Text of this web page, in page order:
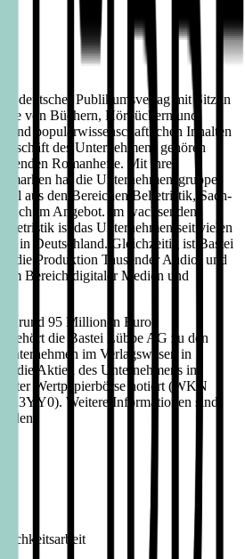
deutscher Publikumsverlag mit Sitz in
von Büchern, Hörbüchern und
und populärwissenschaftlichen Inhalten
des Unternehmens gehören
Romanhefte. Mit ihren
hat die Unternehmensgruppe
aus den Bereichen Belletristik, Sach-
im Angebot. Im wachsenden
ist das Unternehmen seit vielen
in Deutschland. Gleichzeitig ist Bastei
die Produktion Tausender Audio- und
im Bereich digitaler Medien und
rund 95 Millionen Euro
gehört die Bastei Lübbe AG zu den
Unternehmen im Verlagswesen in
die Aktien des Unternehmens im
Wertpapierbörse notiert (WKN
Weitere Informationen sind